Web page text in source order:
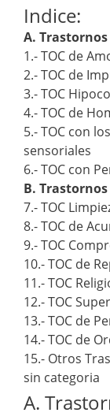
Indice:
A.
1.- TOC de
2.- TOC de
3.- TOC
4.- TOC de
5.- TOC con
sensoriales
6.- TOC con
B.
7.- TOC
8.- TOC de
9.- TOC
10.- TOC de
11.- TOC
12.- TOC
13.- TOC de
14.- TOC de
15.- Otros
sin categoria
A.